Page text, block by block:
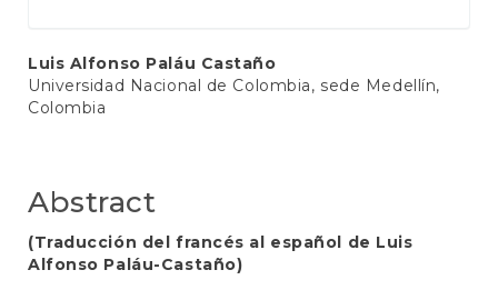
Main
Article
Luis Alfonso Paláu Castaño
Universidad Nacional de Colombia, sede Medellín,
Colombia
Abstract
(Traducción del francés al español de Luis
Alfonso Paláu-Castaño)